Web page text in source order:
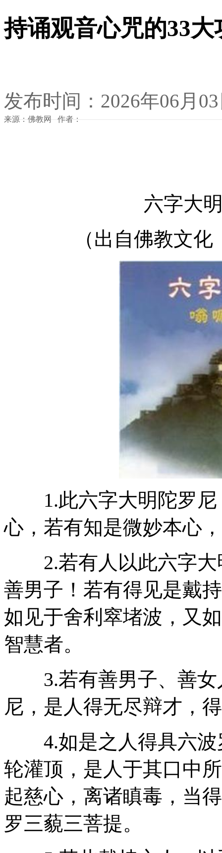
持诵观音心咒的33大
发布时间：2026年06月
来源：佛教网 作者：
六字大
（出自佛教文
1.此六字大明陀罗尼
心，若有知是微妙本心
2.若有人以此六字大
善男子！若有得见是戴
如见于舍利窣堵波，又
智慧者。
3.若有善男子、善女
尼，是人得无尽辩才，
4.如是之人得具六波
轮灌顶，是人于其口中
起慈心，离诸瞋毒，当
罗三藐三菩提。